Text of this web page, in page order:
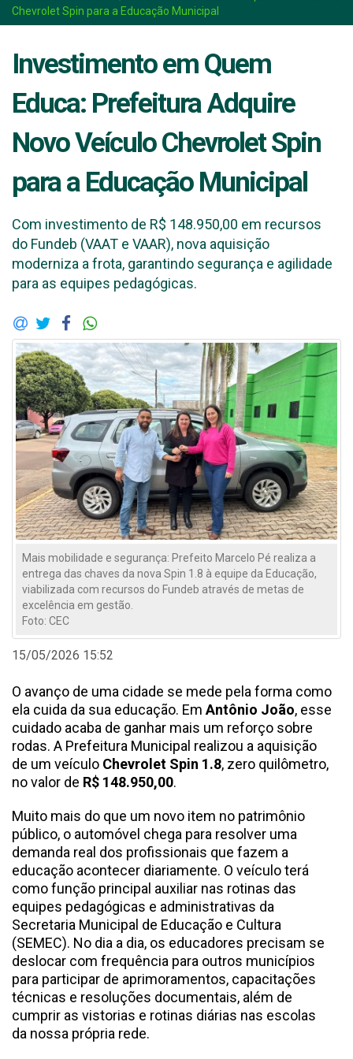
Chevrolet Spin para a Educação Municipal
Investimento em Quem
Educa: Prefeitura Adquire
Novo Veículo Chevrolet Spin
para a Educação Municipal
Com investimento de R$ 148.950,00 em recursos
do Fundeb (VAAT e VAAR), nova aquisição
moderniza a frota, garantindo segurança e agilidade
para as equipes pedagógicas.
Mais mobilidade e segurança: Prefeito Marcelo Pé realiza a
entrega das chaves da nova Spin 1.8 à equipe da Educação,
viabilizada com recursos do Fundeb através de metas de
excelência em gestão.
Foto: CEC
15/05/2026 15:52
O avanço de uma cidade se mede pela forma como
ela cuida da sua educação. EmAntônio João, esse
cuidado acaba de ganhar mais um reforço sobre
rodas. A Prefeitura Municipal realizou a aquisição
de um veículo Chevrolet Spin 1.8, zero quilômetro,
no valor de R$ 148.950,00.
Muito mais do que um novo item no patrimônio
público, o automóvel chega para resolver uma
demanda real dos profissionais que fazem a
educação acontecer diariamente. O veículo terá
como função principal auxiliar nas rotinas das
equipes pedagógicas e administrativas da
Secretaria Municipal de Educação e Cultura
(SEMEC). No dia a dia, os educadores precisam se
deslocar com frequência para outros municípios
para participar de aprimoramentos, capacitações
técnicas e resoluções documentais, além de
cumprir as vistorias e rotinas diárias nas escolas
da nossa própria rede.